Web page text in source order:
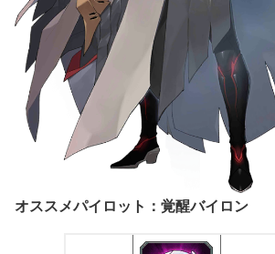
オススメパイロット：覚醒バイロン